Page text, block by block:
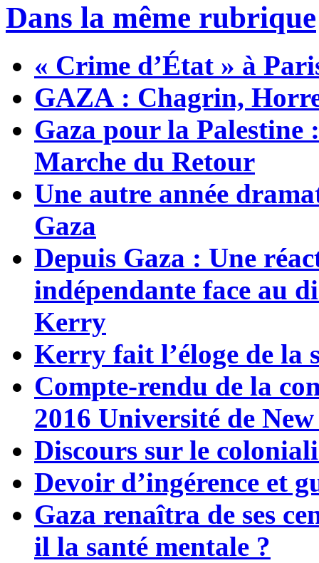
Dans la même rubrique
« Crime d’État » à
GAZA : Chagrin,
Gaza pour la
Marche du Retour
Une autre année
Gaza
Depuis Gaza : Une
indépendante face au
Kerry
Kerry fait l’éloge de la
Compte-rendu de la
2016 Université de
Discours sur le
Devoir d’ingérence et
Gaza renaîtra de ses
il la santé mentale ?